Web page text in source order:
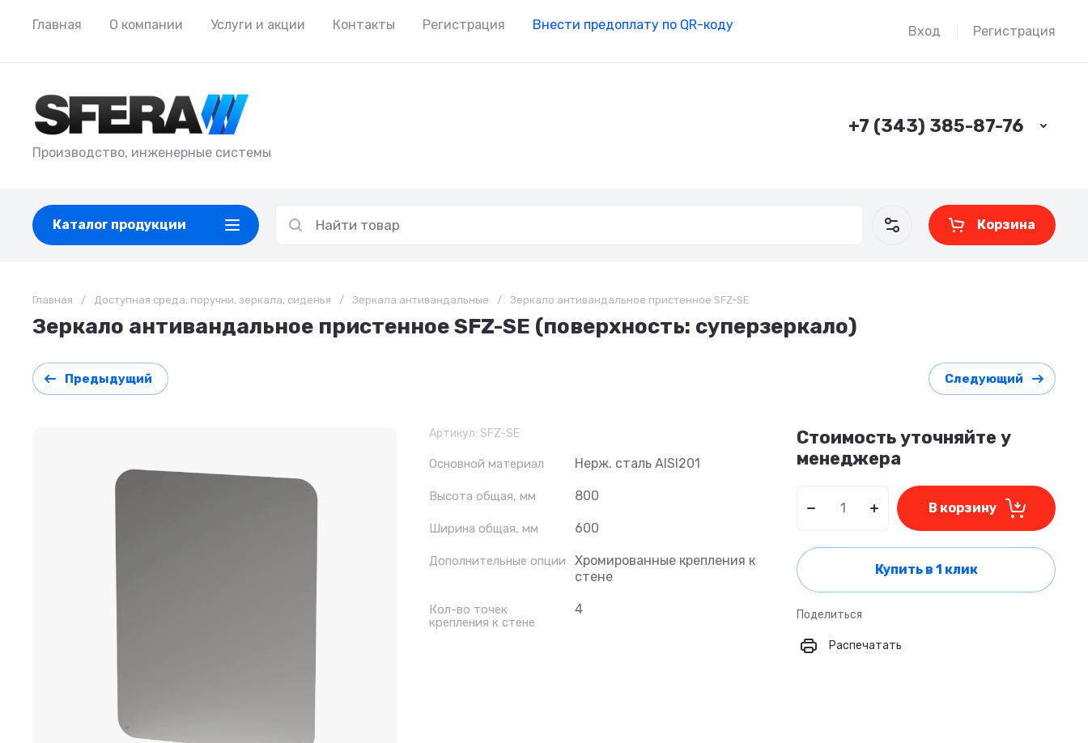
Главная О компании Услуги и акции Контакты Регистрация Внести предоплату по QR-коду Вход Регистрация
Производство, инженерные системы
+7 (343) 385-87-76
Каталог продукции Корзина
Главная / Доступная среда, поручни, зеркала, сиденья / Зеркала антивандальные / Зеркало антивандальное пристенное SFZ-SE
Зеркало антивандальное пристенное SFZ-SE (поверхность: суперзеркало)
Предыдущий Следующий
Артикул: SFZ-SE
Основной материал Нерж. сталь AISI201
Высота общая, мм 800
Ширина общая, мм 600
Дополнительные опции
Хромированные крепления к
стене
Кол-во точек
крепления к стене
4
Стоимость уточняйте у
менеджера
В корзину
Купить в 1 клик
Поделиться
Распечатать